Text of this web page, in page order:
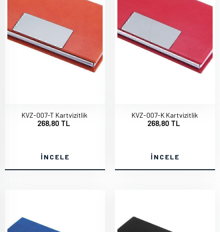
KVZ-007-T Kartvizitlik
268,80 TL
İNCELE
KVZ-007-K Kartvizitlik
268,80 TL
İNCELE